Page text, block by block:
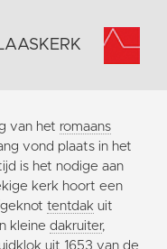
van het romaans
vond plaats in het
is het nodige aan
kerk hoort een
tentdak uit
kleine dakruiter,
uit 1653 van de